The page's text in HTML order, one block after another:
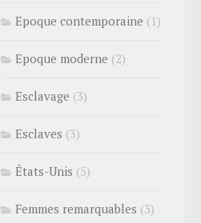
Epoque contemporaine (1)
Epoque moderne (2)
Esclavage (3)
Esclaves (3)
États-Unis (5)
Femmes remarquables (3)